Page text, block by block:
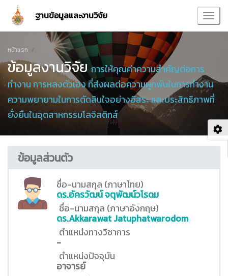
ฐานข้อมูลและงานวิจัย
หน้าแรก
ข้อมูลงานวิจัยการให้คุณค่าความสำคัญต่อการ
ทำงาน การหลงตัวเอง ที่ส่งผลต่อความผูกพันในการทำงาน
ความพยายามในการตัดสินใจอย่างอิสระ และประสิทธิภาพที่
ยั่งยืนในอุตสาหกรรมโลจิสติกส์
ข้อมูลส่วนตัว
ชื่อ-นามสกุล (ภาษาไทย)
ดร.อัครวัฒน์ จตุพัฒน์วโรดม
ชื่อ-นามสกุล (ภาษาอังกฤษ)
ดร.Akkarawat Jatuphatwarodom
ตำแหน่งทางวิชาการ
-
ตำแหน่งปัจจุบัน
อาจารย์